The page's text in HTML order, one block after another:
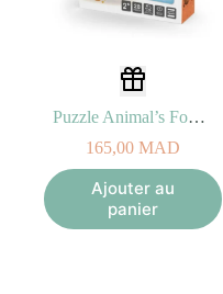
Puzzle Animal’s Food – Montessori Eurekakids 2A+
165,00 MAD
Ajouter au
panier